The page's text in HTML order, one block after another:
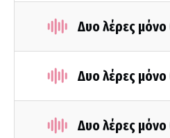
Δυο λέρες
Δυο λέρες
Δυο λέρες